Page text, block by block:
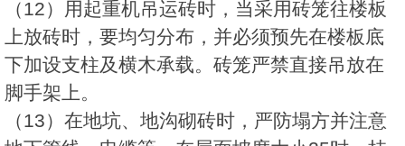
（12）用起重机吊运砖时，当采用砖笼往楼板
上放砖时，要均匀分布，并必须预先在楼板底
下加设支柱及横木承载。砖笼严禁直接吊放在
脚手架上。
（13）在地坑、地沟砌砖时，严防塌方并注意